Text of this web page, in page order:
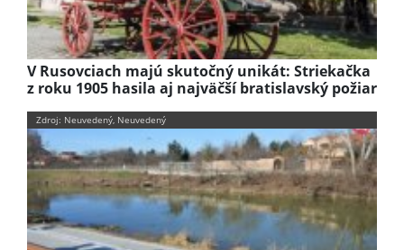
V Rusovciach majú skutočný unikát: Striekačka
z roku 1905 hasila aj najväčší bratislavský požiar
Zdroj: Neuvedený, Neuvedený